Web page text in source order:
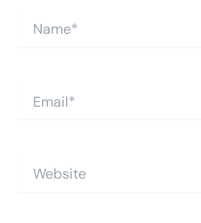
Website